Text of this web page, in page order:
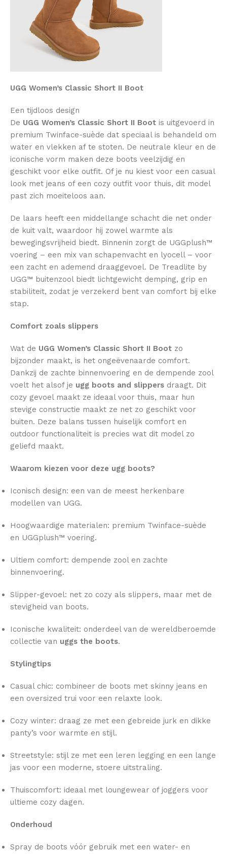
UGG Women’s Classic Short II Boot
Een tijdloos design
De UGG Women’s Classic Short II Boot is uitgevoerd in
premium Twinface-suède dat speciaal is behandeld om
water en vlekken af te stoten. De neutrale kleur en de
iconische vorm maken deze boots veelzijdig en
geschikt voor elke outfit. Of je nu kiest voor een casual
look met jeans of een cozy outfit voor thuis, dit model
past zich moeiteloos aan.
De laars heeft een middellange schacht die net onder
de kuit valt, waardoor hij zowel warmte als
bewegingsvrijheid biedt. Binnenin zorgt de UGGplush™
voering – een mix van schapenvacht en lyocell – voor
een zacht en ademend draaggevoel. De Treadlite by
UGG™ buitenzool biedt lichtgewicht demping, grip en
stabiliteit, zodat je verzekerd bent van comfort bij elke
stap.
Comfort zoals slippers
Wat de UGG Women’s Classic Short II Boot zo
bijzonder maakt, is het ongeëvenaarde comfort.
Dankzij de zachte binnenvoering en de dempende zool
voelt het alsof je ugg boots and slippers draagt. Dit
cozy gevoel maakt ze ideaal voor thuis, maar hun
stevige constructie maakt ze net zo geschikt voor
buiten. Deze balans tussen huiselijk comfort en
outdoor functionaliteit is precies wat dit model zo
geliefd maakt.
Waarom kiezen voor deze ugg boots?
Iconisch design: een van de meest herkenbare
modellen van UGG.
Hoogwaardige materialen: premium Twinface-suède
en UGGplush™ voering.
Ultiem comfort: dempende zool en zachte
binnenvoering.
Slipper-gevoel: net zo cozy als slippers, maar met de
stevigheid van boots.
Iconische kwaliteit: onderdeel van de wereldberoemde
collectie van uggs the boots.
Stylingtips
Casual chic: combineer de boots met skinny jeans en
een oversized trui voor een relaxte look.
Cozy winter: draag ze met een gebreide jurk en dikke
panty’s voor warmte en stijl.
Streetstyle: stijl ze met een leren legging en een lange
jas voor een moderne, stoere uitstraling.
Thuiscomfort: ideaal met loungewear of joggers voor
ultieme cozy dagen.
Onderhoud
Spray de boots vóór gebruik met een water- en